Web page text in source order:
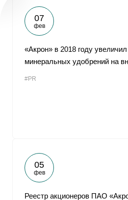
07
фев
«Акрон» в 2018 году
минеральных удобрений на
#PR
05
фев
Реестр акционеров ПАО